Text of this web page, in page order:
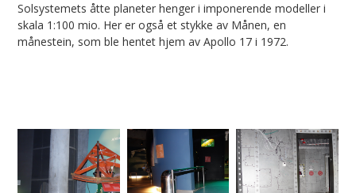
Solsystemets åtte planeter henger i imponerende modeller i
skala 1:100 mio. Her er også et stykke av Månen, en
månestein, som ble hentet hjem av Apollo 17 i 1972.